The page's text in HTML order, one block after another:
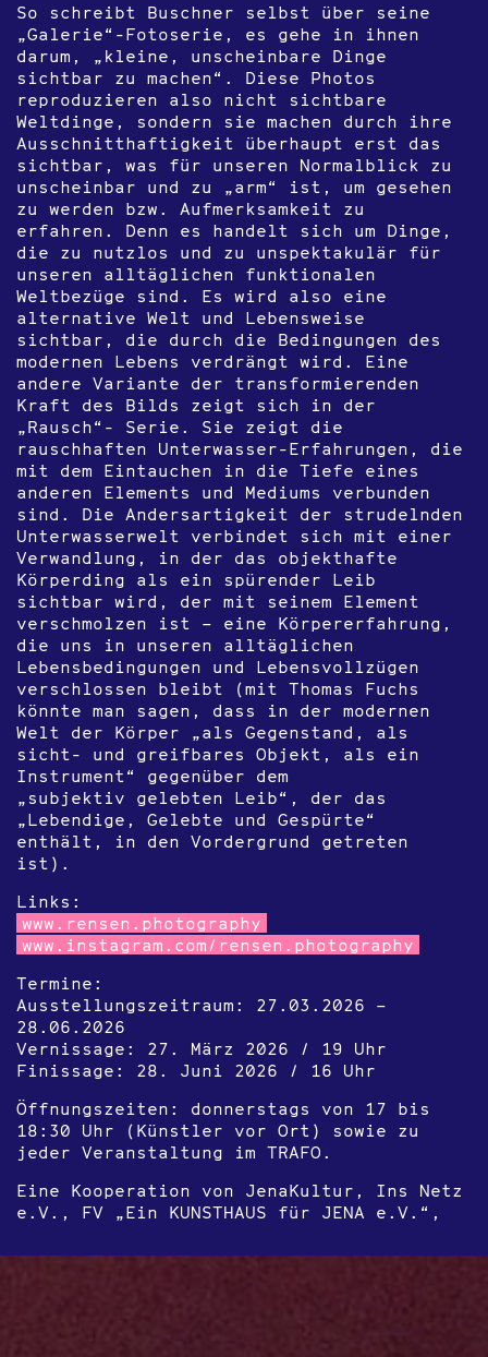
So schreibt Buschner selbst über seine
„Galerie“-Fotoserie, es gehe in ihnen
darum, „kleine, unscheinbare Dinge
sichtbar zu machen“. Diese Photos
reproduzieren also nicht sichtbare
Weltdinge, sondern sie machen durch ihre
Ausschnitthaftigkeit überhaupt erst das
sichtbar, was für unseren Normalblick zu
unscheinbar und zu „arm“ ist, um gesehen
zu werden bzw. Aufmerksamkeit zu
erfahren. Denn es handelt sich um Dinge,
die zu nutzlos und zu unspektakulär für
unseren alltäglichen funktionalen
Weltbezüge sind. Es wird also eine
alternative Welt und Lebensweise
sichtbar, die durch die Bedingungen des
modernen Lebens verdrängt wird. Eine
andere Variante der transformierenden
Kraft des Bilds zeigt sich in der
„Rausch“- Serie. Sie zeigt die
rauschhaften Unterwasser-Erfahrungen, die
mit dem Eintauchen in die Tiefe eines
anderen Elements und Mediums verbunden
sind. Die Andersartigkeit der strudelnden
Unterwasserwelt verbindet sich mit einer
Verwandlung, in der das objekthafte
Körperding als ein spürender Leib
sichtbar wird, der mit seinem Element
verschmolzen ist – eine Körpererfahrung,
die uns in unseren alltäglichen
Lebensbedingungen und Lebensvollzügen
verschlossen bleibt (mit Thomas Fuchs
könnte man sagen, dass in der modernen
Welt der Körper „als Gegenstand, als
sicht- und greifbares Objekt, als ein
Instrument“ gegenüber dem
„subjektiv gelebten Leib“, der das
„Lebendige, Gelebte und Gespürte“
enthält, in den Vordergrund getreten
ist).
Links:
www.rensen.photography
www.instagram.com/rensen.photography
Termine:
Ausstellungszeitraum: 27.03.2026 –
28.06.2026
Vernissage: 27. März 2026 / 19 Uhr
Finissage: 28. Juni 2026 / 16 Uhr
Öffnungszeiten: donnerstags von 17 bis
18:30 Uhr (Künstler vor Ort) sowie zu
jeder Veranstaltung im TRAFO.
Eine Kooperation von JenaKultur, Ins Netz
e.V., FV „Ein KUNSTHAUS für JENA e.V.“,